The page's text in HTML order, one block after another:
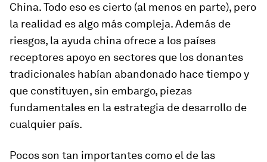
China. Todo eso es cierto (al menos en parte), pero
la realidad es algo más compleja. Además de
riesgos, la ayuda china ofrece a los países
receptores apoyo en sectores que los donantes
tradicionales habían abandonado hace tiempo y
que constituyen, sin embargo, piezas
fundamentales en la estrategia de desarrollo de
cualquier país.
Pocos son tan importantes como el de las